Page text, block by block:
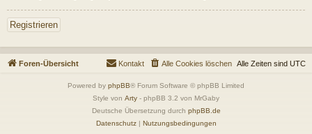
Registrieren
Foren-Übersicht Alle Zeiten sind UTC
Alle Cookies löschen
Kontakt
Powered by phpBB® Forum Software © phpBB Limited
Style von Arty - phpBB 3.2 von MrGaby
Deutsche Übersetzung durch phpBB.de
Datenschutz| Nutzungsbedingungen